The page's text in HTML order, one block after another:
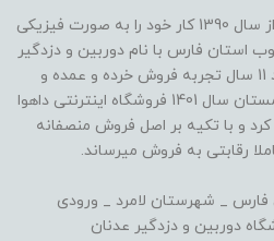
فروشگاه اینترنتی داهوا عدنان از سال 1390 کار خود را به صورت فیزیکی
استان فارس با نام دوربین و دزدگیر
عدنان شروع کرد و پس از حدود 11 سال تجربه فروش خرده و عمده و
ارسال کالا به سراسر کشور در زمستان سال 1401 فروشگاه اینترنتی داهوا
کرد و با تکیه بر اصل فروش منصفانه
رقابتی به فروش میرساند.
_ شهرستان لامرد _ ورودی
دوربین و دزدگیر عدنان